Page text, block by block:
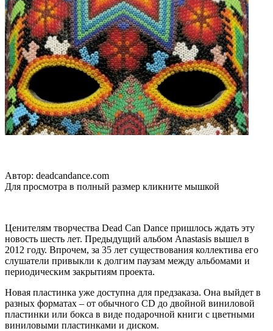
Автор: deadcandance.com
Для просмотра в полный размер кликните мышкой
Ценителям творчества Dead Can Dance пришлось ждать эту
новость шесть лет. Предыдущий альбом Anastasis вышел в
2012 году. Впрочем, за 35 лет существования коллектива его
слушатели привыкли к долгим паузам между альбомами и
периодическим закрытиям проекта.
Новая пластинка уже доступна для предзаказа. Она выйдет в
разных форматах – от обычного CD до двойной виниловой
пластинки или бокса в виде подарочной книги с цветными
виниловыми пластинками и диском.